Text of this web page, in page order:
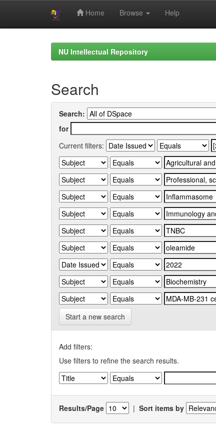
Home Browse Help
NU Intellectual Repository
Search
Search:
for
Current filters:
Start a new search
Add filters:
Use filters to refine the search results.
Results/Page | Sort items by